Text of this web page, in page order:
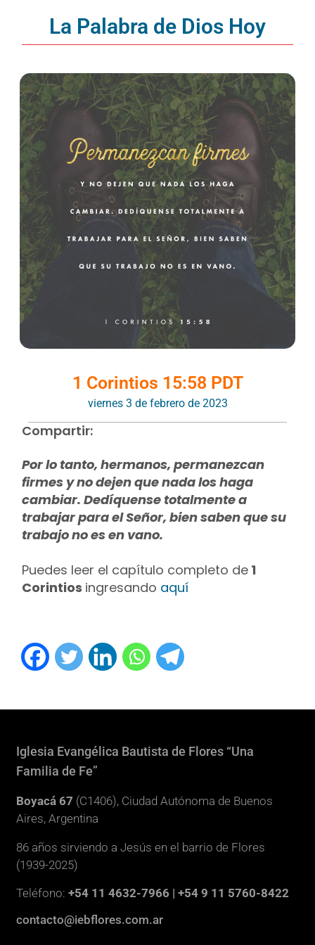
La Palabra de Dios Hoy
1 Corintios 15:58 PDT
viernes 3 de febrero de 2023
Compartir:
Por lo tanto, hermanos, permanezcan
firmes y no dejen que nada los haga
cambiar. Dedíquense totalmente a
trabajar para el Señor, bien saben que su
trabajo no es en vano.
Puedes leer el capítulo completo de 1
Corintios ingresando aquí
Iglesia Evangélica Bautista de Flores “Una
Familia de Fe”
Boyacá 67 (C1406), Ciudad Autónoma de Buenos
Aires, Argentina
86 años sirviendo a Jesús en el barrio de Flores
(1939-2025)
Teléfono:+54 11 4632-7966 | +54 9 11 5760-8422
contacto@iebflores.com.ar